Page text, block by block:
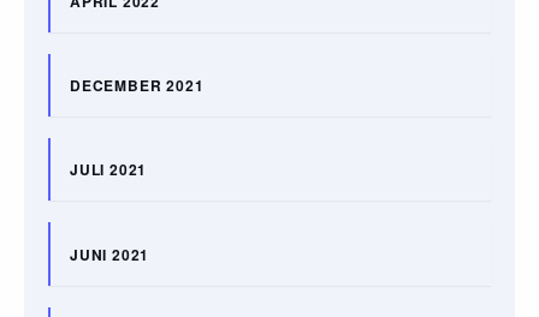
DECEMBER 2021
JULI 2021
JUNI 2021